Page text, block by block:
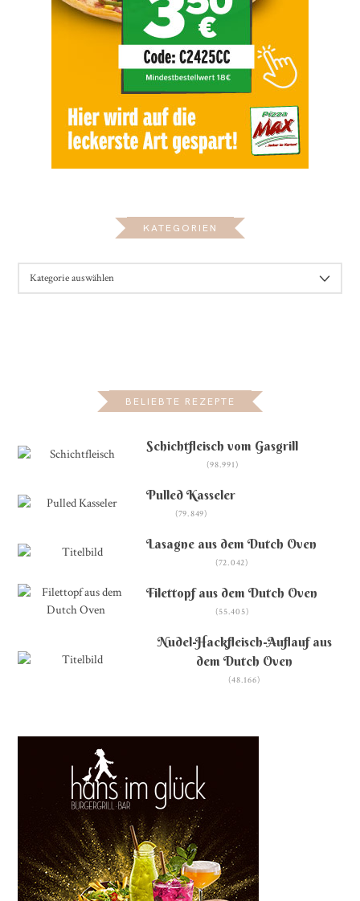
KATEGORIEN
BELIEBTE REZEPTE
Schichtfleisch vom Gasgrill
(98.991)
Pulled Kasseler
(79.849)
Lasagne aus dem Dutch Oven
(72.042)
Filettopf aus dem Dutch Oven
(55.405)
Nudel-Hackfleisch-Auflauf aus
dem Dutch Oven
(48.166)